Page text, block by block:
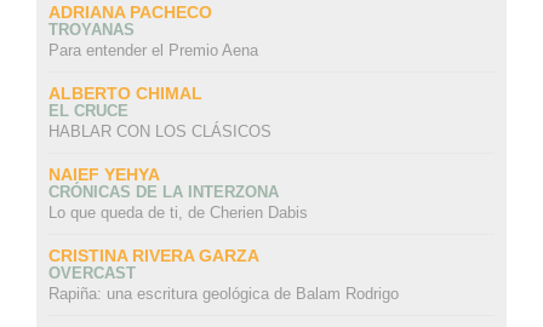
ADRIANA PACHECO
TROYANAS
Para entender el Premio Aena
ALBERTO CHIMAL
EL CRUCE
HABLAR CON LOS CLÁSICOS
NAIEF YEHYA
CRÓNICAS DE LA INTERZONA
Lo que queda de ti, de Cherien Dabis
CRISTINA RIVERA GARZA
OVERCAST
Rapiña: una escritura geológica de Balam Rodrigo